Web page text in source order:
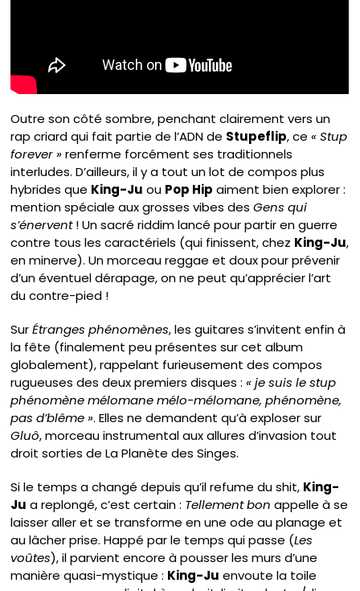
Outre son côté sombre, penchant clairement vers un
rap criard qui fait partie de l’ADN de Stupeflip, ce« Stup
forever »renferme forcément ses traditionnels
interludes. D’ailleurs, il y a tout un lot de compos plus
hybrides que King-Ju ou Pop Hip aiment bien explorer :
mention spéciale aux grosses vibes desGens qui
s’énervent! Un sacré riddim lancé pour partir en guerre
contre tous les caractériels (qui finissent, chez King-Ju,
en minerve). Un morceau reggae et doux pour prévenir
d’un éventuel dérapage, on ne peut qu’apprécier l’art
du contre-pied !
SurÉtranges phénomènes, les guitares s’invitent enfin à
la fête (finalement peu présentes sur cet album
globalement), rappelant furieusement des compos
rugueuses des deux premiers disques :« je suis le stup
phénomène mélomane mélo-mélomane, phénomène,
pas d’blême ». Elles ne demandent qu’à exploser sur
Gluô, morceau instrumental aux allures d’invasion tout
droit sorties de La Planète des Singes.
Si le temps a changé depuis qu’il refume du shit, King-
Ju a replongé, c’est certain : Tellement bon appelle à se
laisser aller et se transforme en une ode au planage et
au lâcher prise. Happé par le temps qui passe (Les
voûtes), il parvient encore à pousser les murs d’une
manière quasi-mystique : King-Ju envoute la toile